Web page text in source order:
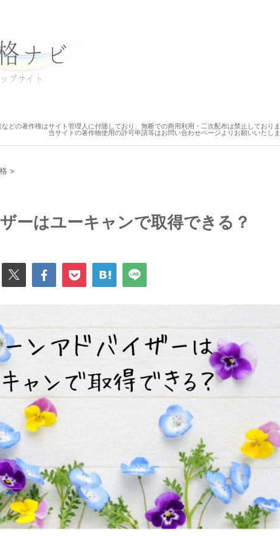
どの著作権はサイト管理人に付随しており、無断での商用利用・二次配布は禁止しており
当サイトの著作物使用の許可申請等はお問い合わせページよりお願いいたしま
>
ーはユーキャンで取得できる？